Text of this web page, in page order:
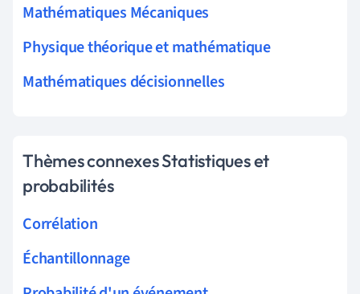
Mathématiques Mécaniques
Physique théorique et mathématique
Mathématiques décisionnelles
Thèmes connexes Statistiques et
probabilités
Corrélation
Échantillonnage